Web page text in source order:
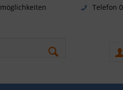
Telefon